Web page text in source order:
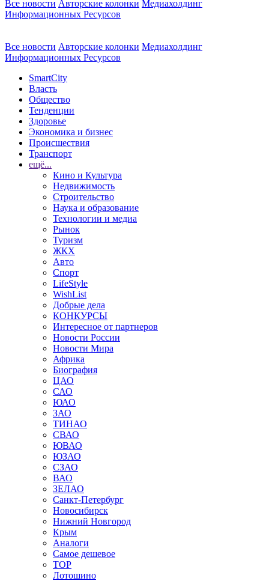
Все новости Авторские колонки Медиахолдинг
Информационных Ресурсов
Все новости Авторские колонки Медиахолдинг
Информационных Ресурсов
SmartCity
Власть
Общество
Тенденции
Здоровье
Экономика и бизнес
Происшествия
Транспорт
ещё...
Кино и Культура
Недвижимость
Строительство
Наука и образование
Технологии и медиа
Рынок
Туризм
ЖКХ
Авто
Спорт
LifeStyle
WishList
Добрые дела
КОНКУРСЫ
Интересное от партнеров
Новости России
Новости Мира
Африка
Биография
ЦАО
САО
ЮАО
ЗАО
ТИНАО
СВАО
ЮВАО
ЮЗАО
СЗАО
ВАО
ЗЕЛАО
Санкт-Петербург
Новосибирск
Нижний Новгород
Крым
Аналоги
Самое дешевое
TOP
Лотошино